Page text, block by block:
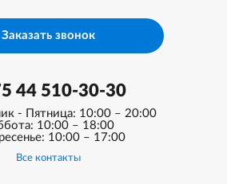
44 510-30-30
- Пятница: 10:00 – 20:00
10:00 – 18:00
10:00 – 17:00
Все контакты
Заказать звонок